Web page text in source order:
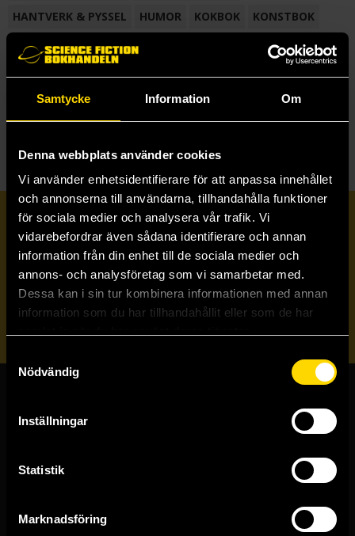
Samtycke Information Om
Denna webbplats använder cookies
Vi använder enhetsidentifierare för att anpassa innehållet
och annonserna till användarna, tillhandahålla funktioner
för sociala medier och analysera vår trafik. Vi
vidarebefordrar även sådana identifierare och annan
information från din enhet till de sociala medier och
annons- och analysföretag som vi samarbetar med.
Dessa kan i sin tur kombinera informationen med annan
information som du har tillhandahållit eller som de har
Nödvändig
Inställningar
Statistik
Marknadsföring
HANTVERK & PYSSEL
HUMOR KOKBOK
KONSTBOK
KORTROMAN
LÄROBOK
NOVELL
SAMLINGSVOLYM
TECKNA & MÅLA TECKNAD SERIE
Prenumerera på vårt nyhetsbrev
Veckobrevet
Skicka
Butiker & kundtjänst
Västerlånggatan 48
Göteborgsbutiken
Kungsgatan 19